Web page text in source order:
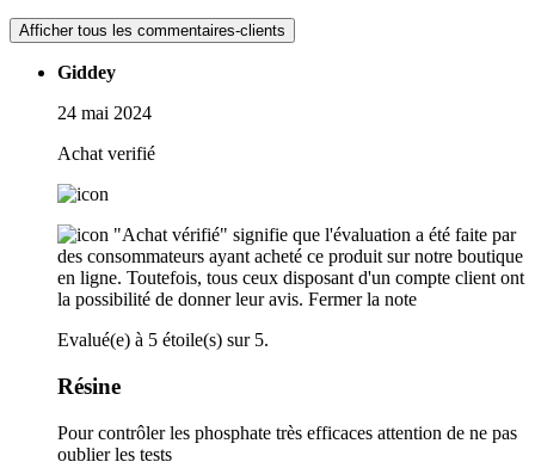
Afficher tous les commentaires-clients
Giddey
24 mai 2024
Achat verifié
"Achat vérifié" signifie que l'évaluation a été faite par
des consommateurs ayant acheté ce produit sur notre boutique
en ligne. Toutefois, tous ceux disposant d'un compte client ont
la possibilité de donner leur avis. Fermer la note
Evalué(e) à 5 étoile(s) sur 5.
Résine
Pour contrôler les phosphate très efficaces attention de ne pas
oublier les tests